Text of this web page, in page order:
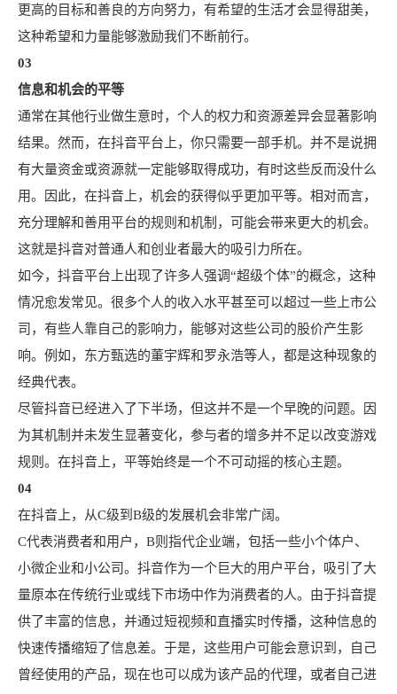
更高的目标和善良的方向努力，有希望的生活才会显得甜美，
这种希望和力量能够激励我们不断前行。
03
信息和机会的平等
通常在其他行业做生意时，个人的权力和资源差异会显著影响
结果。然而，在抖音平台上，你只需要一部手机。并不是说拥
有大量资金或资源就一定能够取得成功，有时这些反而没什么
用。因此，在抖音上，机会的获得似乎更加平等。相对而言，
充分理解和善用平台的规则和机制，可能会带来更大的机会。
这就是抖音对普通人和创业者最大的吸引力所在。
如今，抖音平台上出现了许多人强调“超级个体”的概念，这种
情况愈发常见。很多个人的收入水平甚至可以超过一些上市公
司，有些人靠自己的影响力，能够对这些公司的股价产生影
响。例如，东方甄选的董宇辉和罗永浩等人，都是这种现象的
经典代表。
尽管抖音已经进入了下半场，但这并不是一个早晚的问题。因
为其机制并未发生显著变化，参与者的增多并不足以改变游戏
规则。在抖音上，平等始终是一个不可动摇的核心主题。
04
在抖音上，从C级到B级的发展机会非常广阔。
C代表消费者和用户，B则指代企业端，包括一些小个体户、
小微企业和小公司。抖音作为一个巨大的用户平台，吸引了大
量原本在传统行业或线下市场中作为消费者的人。由于抖音提
供了丰富的信息，并通过短视频和直播实时传播，这种信息的
快速传播缩短了信息差。于是，这些用户可能会意识到，自己
曾经使用的产品，现在也可以成为该产品的代理，或者自己进